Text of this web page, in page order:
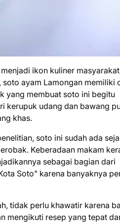
ikon kuliner masyarakat
soto ayam Lamongan memiliki
yang membuat soto ini begitu
kerupuk udang dan bawang
khas.
soto ini sudah ada
Keberadaan makam
sebagai bagian dari
Soto" karena banyaknya
tidak perlu khawatir karena
mengikuti resep yang tepat